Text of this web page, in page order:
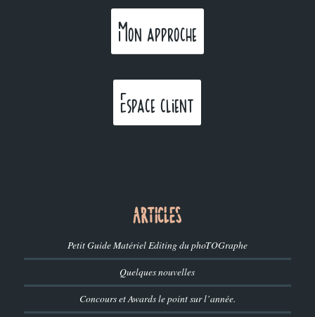
Mon approche
Espace client
ARTICLES
Petit Guide Matériel Editing du phoTOGraphe
Quelques nouvelles
Concours et Awards le point sur l’année.